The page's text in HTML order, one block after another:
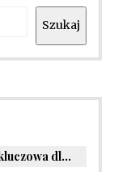
Szukaj
Czym jest rehabilitacja i dlaczego jest kluczowa dla powrotu do zdrowia?